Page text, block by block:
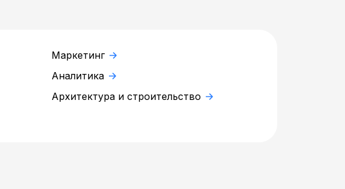
Маркетинг
Аналитика
Архитектура и строительство